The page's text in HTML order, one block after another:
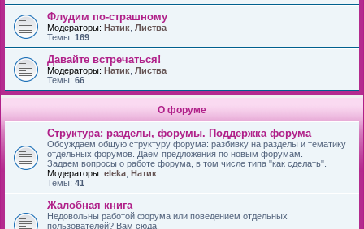
Флудим по-страшному
Модераторы: Натик Листва
Темы: 169
Давайте встречаться!
Модераторы: Натик Листва
Темы: 66
О форуме
Структура: разделы, форумы. Поддержка форума
Обсуждаем общую структуру форума: разбивку на разделы и тематику
отдельных форумов. Даем предложения по новым форумам.
Задаем вопросы о работе форума, в том числе типа "как сделать".
Модераторы: eleka Натик
Темы: 41
Жалобная книга
Недовольны работой форума или поведением отдельных
пользователей? Вам сюда!